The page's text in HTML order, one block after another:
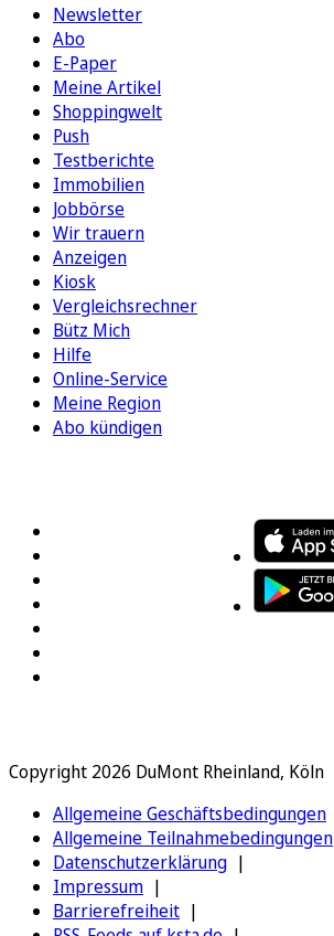
Newsletter
Abo
E-Paper
Meine Artikel
Shoppingwelt
Push
Testberichte
Immobilien
Jobbörse
Wir trauern
Anzeigen
Kiosk
Vergleichsrechner
Bütz Mich
Hilfe
Online-Service
Meine Region
Abo kündigen
Copyright 2026 DuMont Rheinland, Köln
Allgemeine Geschäftsbedingungen
Allgemeine Teilnahmebedingungen
Datenschutzerklärung
Impressum
Barrierefreiheit